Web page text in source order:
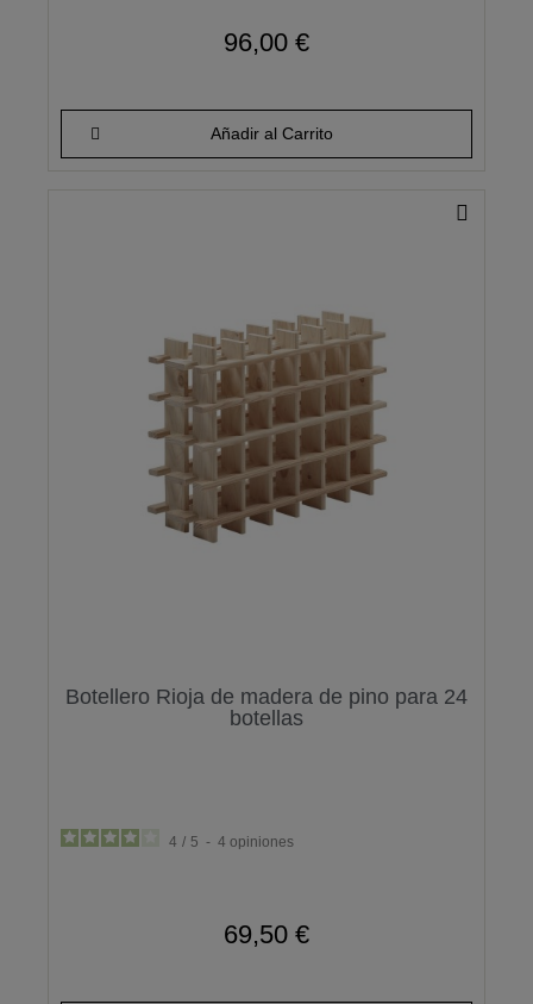
96,00 €
Añadir al Carrito
Botellero Rioja de madera de pino para 24
botellas
4 / 5 - 4 opiniones
69,50 €